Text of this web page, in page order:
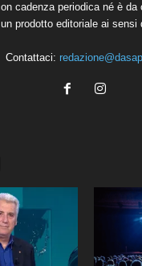
cadenza periodica né è
prodotto editoriale ai sensi
Contattaci: